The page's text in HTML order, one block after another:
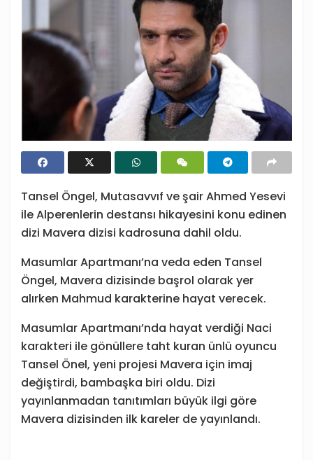
Tansel Öngel, Mutasavvıf ve şair Ahmed Yesevi
ile Alperenlerin destansı hikayesini konu edinen
dizi Mavera dizisi kadrosuna dahil oldu.
Masumlar Apartmanı’na veda eden Tansel
Öngel, Mavera dizisinde başrol olarak yer
alırken Mahmud karakterine hayat verecek.
Masumlar Apartmanı’nda hayat verdiği Naci
karakteri ile gönüllere taht kuran ünlü oyuncu
Tansel Önel, yeni projesi Mavera için imaj
değiştirdi, bambaşka biri oldu. Dizi
yayınlanmadan tanıtımları büyük ilgi göre
Mavera dizisinden ilk kareler de yayınlandı.